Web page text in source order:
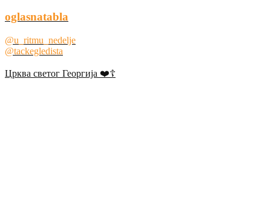
oglasnatabla
@u_ritmu_nedelje
@tackegledista
Црква светог Георгија ❤️☦️